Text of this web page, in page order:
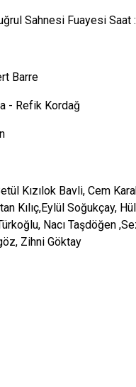
Sahnesi Fuayesi
Barre
- Refik Kordağ
Kızılok Bavli, Cem
Kılıç,Eylül Soğukçay,
Nacı Taşdöğen
Zihni Göktay